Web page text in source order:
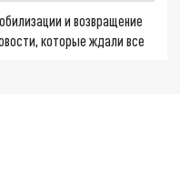
и возвращение
которые ждали все